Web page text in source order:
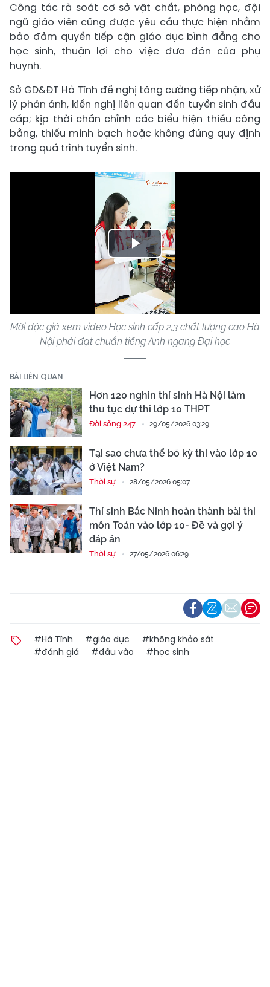
Công tác rà soát cơ sở vật chất, phòng học, đội
ngũ giáo viên cũng được yêu cầu thực hiện nhằm
bảo đảm quyền tiếp cận giáo dục bình đẳng cho
học sinh, thuận lợi cho việc đưa đón của phụ
huynh.
Sở GD&ĐT Hà Tĩnh đề nghị tăng cường tiếp nhận, xử
lý phản ánh, kiến nghị liên quan đến tuyển sinh đầu
cấp; kịp thời chấn chỉnh các biểu hiện thiếu công
bằng, thiếu minh bạch hoặc không đúng quy định
trong quá trình tuyển sinh.
Play
Video
Mời độc giả xem video Học sinh cấp 2,3 chất lượng cao Hà
Nội phải đạt chuẩn tiếng Anh ngang Đại học
BÀI LIÊN QUAN
Hơn 120 nghìn thí sinh Hà Nội làm
thủ tục dự thi lớp 10 THPT
Đời sống 247 29/05/2026 03:29
Tại sao chưa thể bỏ kỳ thi vào lớp 10
ở Việt Nam?
Thời sự 28/05/2026 05:07
Thí sinh Bắc Ninh hoàn thành bài thi
môn Toán vào lớp 10- Đề và gợi ý
đáp án
Thời sự 27/05/2026 06:29
#Hà Tĩnh #giáo dục
#không khảo sát
#đánh giá
#đầu vào #học sinh